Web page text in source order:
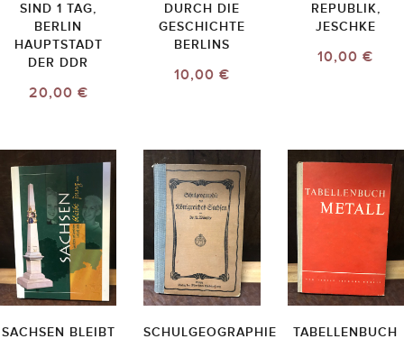
SIND 1 TAG,
BERLIN
HAUPTSTADT
DER DDR
20,00 €
DURCH DIE
GESCHICHTE
BERLINS
10,00 €
REPUBLIK,
JESCHKE
10,00 €
SACHSEN BLEIBT
SCHULGEOGRAPHIE
TABELLENBUCH